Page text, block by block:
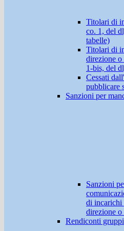
Titolari di
co. 1, del
tabelle)
Titolari di
direzione
1-bis, del
Cessati
pubblicare
Sanzioni per
Sanzioni
di incarichi
direzione
Rendiconti